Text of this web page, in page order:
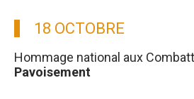
18 OCTOBRE
Hommage national aux
Pavoisement